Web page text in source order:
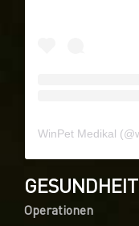
WinPet Medikal (@
GESUNDHEIT
Operationen